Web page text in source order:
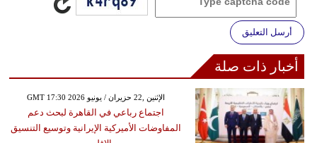
أرسل التعليق
أخبار ذات صلة
GMT 17:30 2026 الإثنين ,22 حزيران / يونيو
اجتماع رباعي في القاهرة لبحث دعم
المفاوضات الأميركية الإيرانية وتوسيع التنسيق